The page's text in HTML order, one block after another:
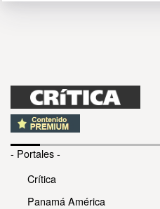
- Portales -
Crítica
Panamá América